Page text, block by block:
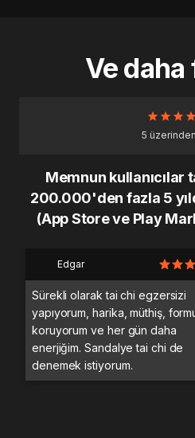
Ve daha
5 üzerinden
Memnun kullanıcılar
200.000'den fazla 5
(App Store ve Play
Edgar
Sürekli olarak tai chi egzersizi
yapıyorum, harika, müthiş,
koruyorum ve her gün daha
enerjiğim. Sandalye tai chi de
denemek istiyorum.